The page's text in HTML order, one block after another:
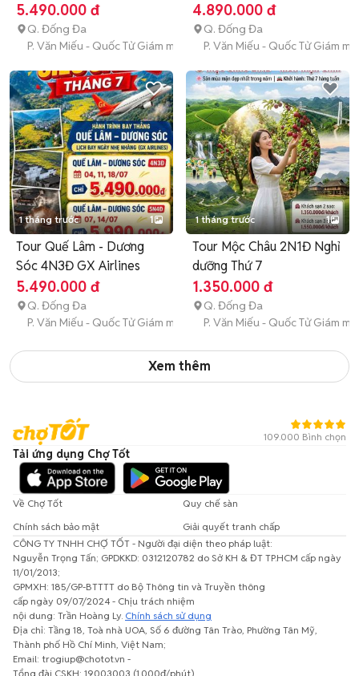
5.490.000 đ
Q. Đống Đa
P. Văn Miếu - Quốc Tử Giám mới
4.890.000 đ
Q. Đống Đa
P. Văn Miếu - Quốc Tử Giám mới
1 tháng trước 1
Tour Quế Lâm - Dương
Sóc 4N3Đ GX Airlines
5.490.000 đ
Q. Đống Đa
P. Văn Miếu - Quốc Tử Giám mới
1 tháng trước 1
Tour Mộc Châu 2N1Đ Nghỉ
dưỡng Thứ 7
1.350.000 đ
Q. Đống Đa
P. Văn Miếu - Quốc Tử Giám mới
Xem thêm
109.000 Bình chọn
Tải ứng dụng Chợ Tốt
Về Chợ Tốt
Quy chế sàn
Chính sách bảo mật
Giải quyết tranh chấp
CÔNG TY TNHH CHỢ TỐT - Người đại diện theo pháp luật:
Nguyễn Trọng Tấn; GPDKKD: 0312120782 do Sở KH & ĐT TP.HCM cấp ngày
11/01/2013;
GPMXH: 185/GP-BTTTT do Bộ Thông tin và Truyền thông
cấp ngày 09/07/2024 - Chịu trách nhiệm
nội dung: Trần Hoàng Ly. Chính sách sử dụng
Địa chỉ: Tầng 18, Toà nhà UOA, Số 6 đường Tân Trào, Phường Tân Mỹ,
Thành phố Hồ Chí Minh, Việt Nam;
Email: trogiup@chotot.vn -
Tổng đài CSKH: 19003003 (1.000đ/phút)